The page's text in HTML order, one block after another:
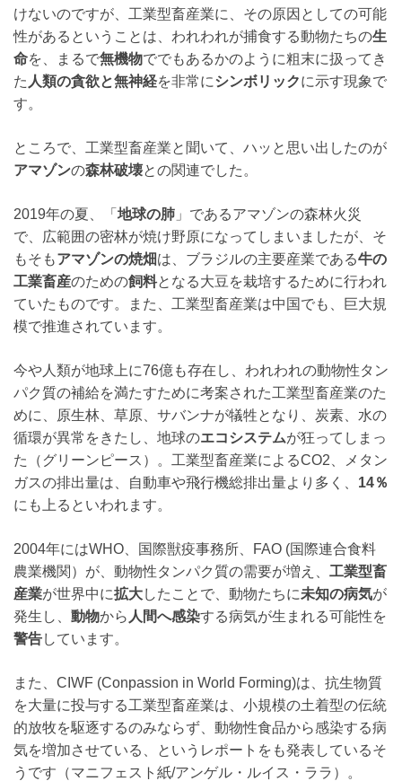
けないのですが、工業型畜産業に、その原因としての可能
性があるということは、われわれが捕食する動物たちの生
命を、まるで無機物ででもあるかのように粗末に扱ってき
た 人類の貪欲と無神経を非常にシンボリックに示す現象で
す。
ところで、工業型畜産業と聞いて、ハッと思い出したのが
アマゾンの森林破壊との関連でした。
2019年の夏、「 地球の肺 」であるアマゾンの森林火災
で、広範囲の密林が焼け野原になってしまいましたが、そ
もそもアマゾンの焼畑は、ブラジルの主要産業である牛の
工業畜産のための飼料となる大豆を栽培するために行われ
ていたものです。また、工業型畜産業は中国でも、巨大規
模で推進されています。
今や人類が地球上に76億も存在し、われわれの動物性タン
パク質の補給を満たすために考案された工業型畜産業のた
めに、原生林、草原、サバンナが犠牲となり、炭素、水の
循環が異常をきたし、地球のエコシステムが狂ってしまっ
た（グリーンピース）。工業型畜産業によるCO2、メタン
ガスの排出量は、自動車や飛行機総排出量より多く、 14％
にも上るといわれます。
2004年にはWHO、国際獣疫事務所、FAO (国際連合食料
農業機関）が、動物性タンパク質の需要が増え、 工業型畜
産業が世界中に拡大したことで、動物たちに未知の病気が
発生し、 動物から 人間へ感染する病気が生まれる可能性を
警告しています。
また、CIWF (Conpassion in World Forming)は、抗生物質
を大量に投与する工業型畜産業は、小規模の土着型の伝統
的放牧を駆逐するのみならず、動物性食品から感染する病
気を増加させている、というレポートをも発表しているそ
うです（マニフェスト紙/アンゲル・ルイス・ララ）。